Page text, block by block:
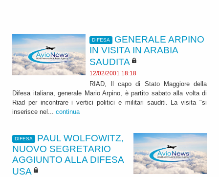
DIFESA
GENERALE ARPINO
IN VISITA IN ARABIA
SAUDITA
12/02/2001 18:18
RIAD, Il capo di Stato Maggiore della
Difesa italiana, generale Mario Arpino, è partito sabato alla volta di
Riad per incontrare i vertici politici e militari sauditi. La visita "si
inserisce nel... continua
DIFESA
PAUL WOLFOWITZ,
NUOVO SEGRETARIO
AGGIUNTO ALLA DIFESA
USA